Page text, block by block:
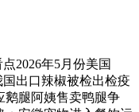
2026年5月份美国
出口辣椒被检出检疫
鹅腿阿姨售卖鸭腿争